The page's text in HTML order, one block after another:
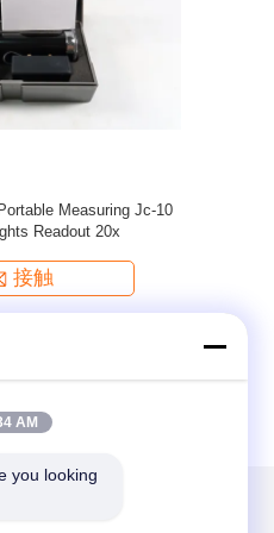
研磨ドロッパー
接触
AM
you looking